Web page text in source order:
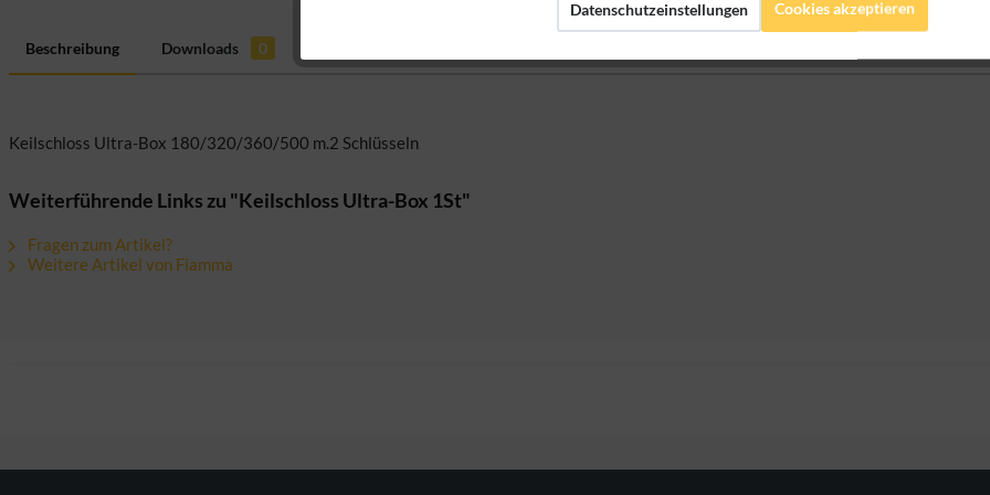
Beschreibung Downloads 0
Keilschloss Ultra-Box 180/320/360/500 m.2 Schlüsseln
Weiterführende Links zu "Keilschloss Ultra-Box 1St"
Fragen zum Artikel?
Weitere Artikel von Fiamma
Datenschutzeinstellungen Cookies akzeptieren